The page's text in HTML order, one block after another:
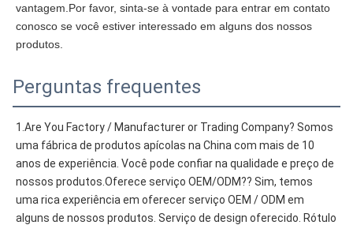
vantagem.Por favor, sinta-se à vontade para entrar em contato
conosco se você estiver interessado em alguns dos nossos
produtos.
Perguntas frequentes
1.Are You Factory / Manufacturer or Trading Company? Somos
uma fábrica de produtos apícolas na China com mais de 10
anos de experiência. Você pode confiar na qualidade e preço de
nossos produtos.Oferece serviço OEM/ODM?? Sim, temos
uma rica experiência em oferecer serviço OEM / ODM em
alguns de nossos produtos. Serviço de design oferecido. Rótulo